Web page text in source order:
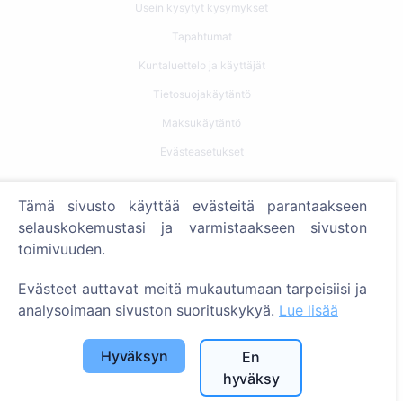
Usein kysytyt kysymykset
Tapahtumat
Kuntaluettelo ja käyttäjät
Tietosuojakäytäntö
Maksukäytäntö
Evästeasetukset
Etsi vainajia
Palvelut
Yhteystiedot
SIA "CEMETY", LV40103618951
Tämä sivusto käyttää evästeitä parantaakseen
selauskokemustasi ja varmistaakseen sivuston
toimivuuden.
Evästeet auttavat meitä mukautumaan tarpeisiisi ja
analysoimaan sivuston suorituskykyä. Lue lisää
Hyväksyn
En
hyväksy